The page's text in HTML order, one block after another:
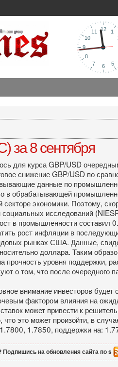
за 8 сентября
для курса GBP/USD
снижение GBP/USD по
данные по
в обрабатывающей
экономики. Поэтому,
исследований
в промышленности
рост инфляции в
рынках США. Данные,
доллара. Таким
прочность уровня
о том, что после очередного
внимание инвесторов
фактором влияния на
может привести к
это может произойти, в
1.7850, поддержки на:
Подпишись на обновления сайта по s